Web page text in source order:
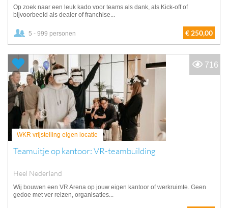
Op zoek naar een leuk kado voor teams als dank, als Kick-off of
bijvoorbeeld als dealer of franchise...
5 - 999 personen € 250,00
WKR vrijstelling eigen locatie
Teamuitje op kantoor: VR-teambuilding
Heel Nederland
Wij bouwen een VR Arena op jouw eigen kantoor of werkruimte. Geen
gedoe met ver reizen, organisaties...
716